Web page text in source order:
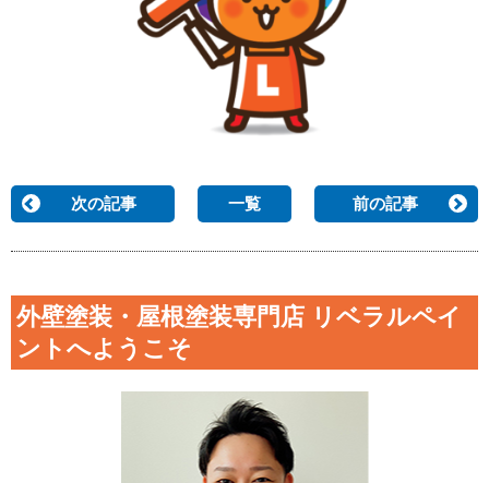
次の記事 一覧 前の記事
外壁塗装・屋根塗装専門店 リベラルペイ
ントへようこそ